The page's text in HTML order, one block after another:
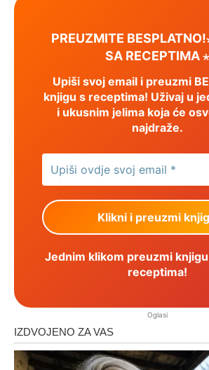
PREUZMITE
SA RECEPTIMA ⋆
Upiši svoj email i preuzmi
knjigu s receptima! Uživaj u
i ukusnim jelima koja će
najdraže.
Jednim klikom preuzmi
receptima!
Oglasi